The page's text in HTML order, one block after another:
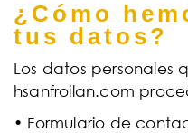
¿Cómo
tus datos?
Los datos personales
hsanfroilan.com
• Formulario de